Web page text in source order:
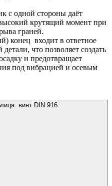
с одной стороны даёт
крутящий момент при
граней.
конец входит в ответное
что позволяет создать
и предотвращает
под вибрацией и осевым
винт DIN 916